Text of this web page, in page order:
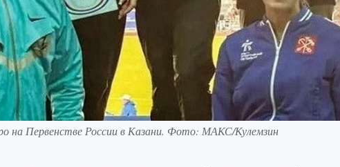
на Первенстве России в Казани. Фото: МАКС/Кулемзин